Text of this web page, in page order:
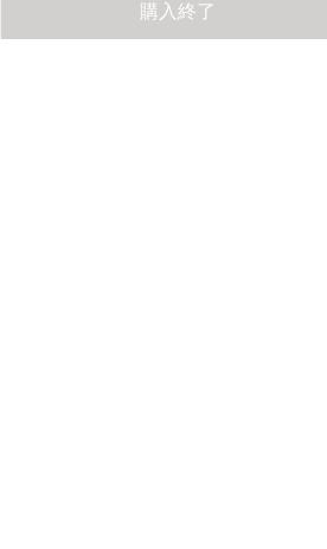
購入終了